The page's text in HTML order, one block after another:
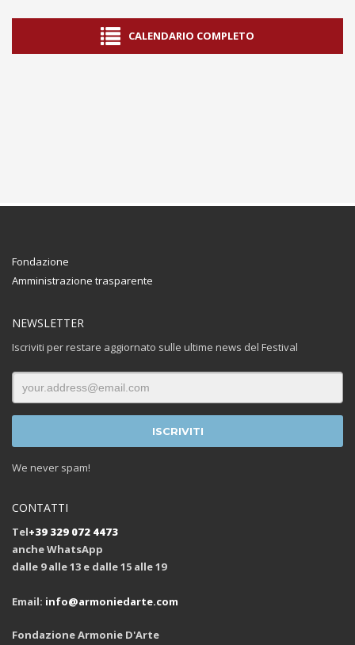
CALENDARIO COMPLETO
Fondazione
Amministrazione trasparente
NEWSLETTER
Iscriviti per restare aggiornato sulle ultime news del Festival
We never spam!
CONTATTI
Tel+39 329 072 4473
anche WhatsApp
dalle 9 alle 13 e dalle 15 alle 19
Email: info@armoniedarte.com
Fondazione Armonie D'Arte